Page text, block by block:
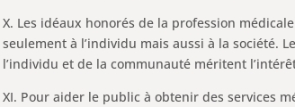
X. Les idéaux honorés de la profession
seulement à l’individu mais aussi à la société.
l’individu et de la communauté méritent
XI. Pour aider le public à obtenir des services